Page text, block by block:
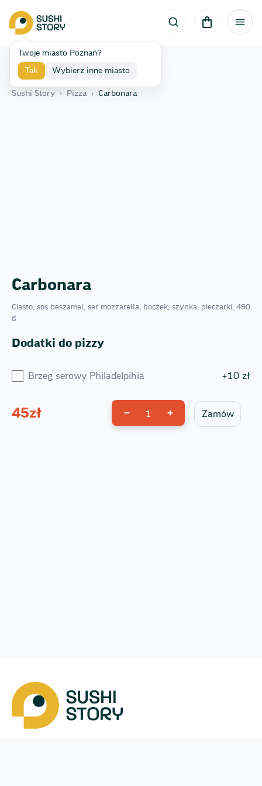
Twoje miasto Poznań?
Tak Wybierz inne miasto
Wróć
Sushi Story › Pizza › Carbonara
Carbonara
Ciasto, sos beszamel, ser mozzarella, boczek, szynka, pieczarki, 490
g
Dodatki do pizzy
Brzeg serowy Philadelpihia +10 zł
45zł 1 Zamów